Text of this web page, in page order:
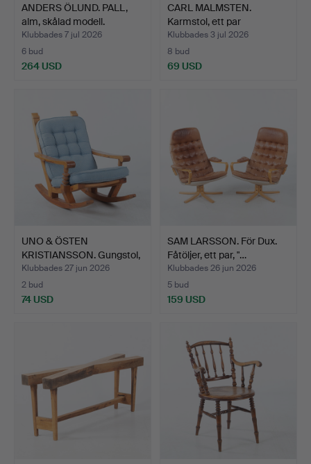
ANDERS ÖLUND. PALL,
alm, skålad modell.
Klubbades 7 jul 2026
6 bud
264 USD
CARL MALMSTEN.
Karmstol, ett par
"Herrgård…
Klubbades 3 jul 2026
8 bud
69 USD
UNO & ÖSTEN
KRISTIANSSON. Gungstol,
furu, …
Klubbades 27 jun 2026
2 bud
74 USD
SAM LARSSON. För Dux.
Fåtöljer, ett par, "…
Klubbades 26 jun 2026
5 bud
159 USD